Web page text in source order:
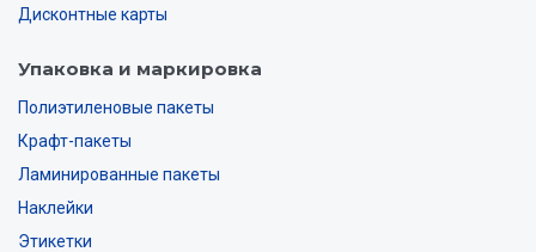
Дисконтные карты
Упаковка и маркировка
Полиэтиленовые пакеты
Крафт-пакеты
Ламинированные пакеты
Наклейки
Этикетки